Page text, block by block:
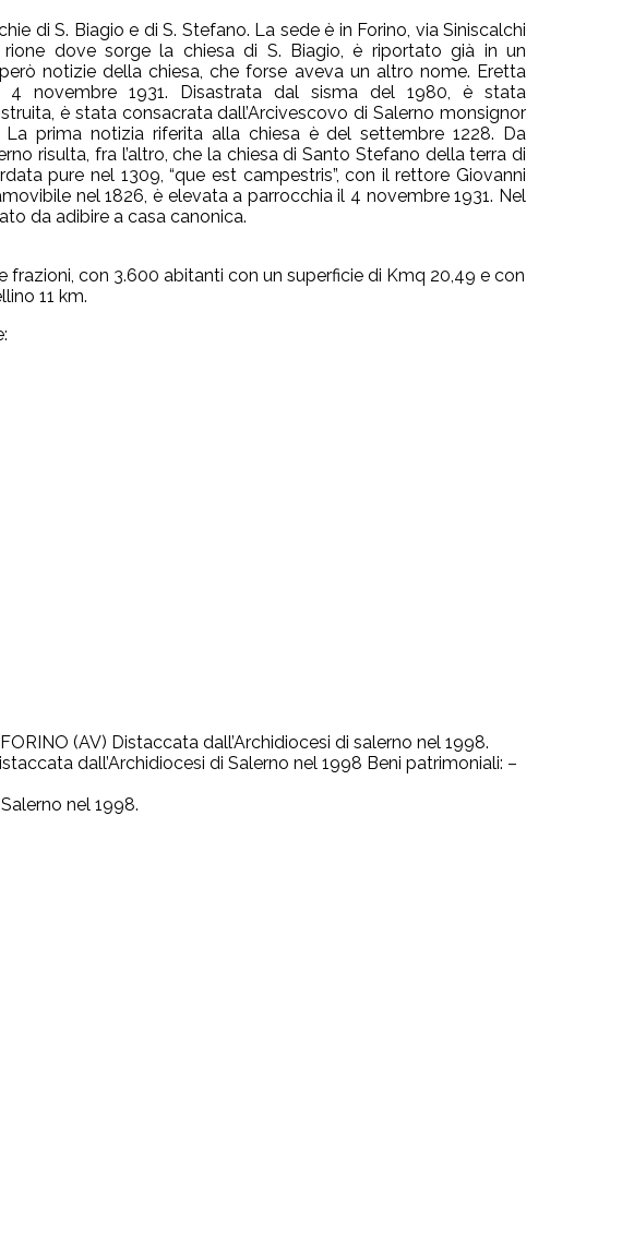
di S. Biagio e di S. Stefano. La sede è in Forino, via Siniscalchi
rione dove sorge la chiesa di S. Biagio, è riportato già in un
notizie della chiesa, che forse aveva un altro nome. Eretta
novembre 1931. Disastrata dal sisma del 1980, è stata
è stata consacrata dall’Arcivescovo di Salerno monsignor
prima notizia riferita alla chiesa è del settembre 1228. Da
risulta, fra l’altro, che la chiesa di Santo Stefano della terra di
pure nel 1309, “que est campestris”, con il rettore Giovanni
nel 1826, è elevata a parrocchia il 4 novembre 1931. Nel
da adibire a casa canonica.
con 3.600 abitanti con un superficie di Kmq 20,49 e con
11 km.
(AV) Distaccata dall’Archidiocesi di salerno nel 1998.
dall’Archidiocesi di Salerno nel 1998 Beni patrimoniali: –
nel 1998.